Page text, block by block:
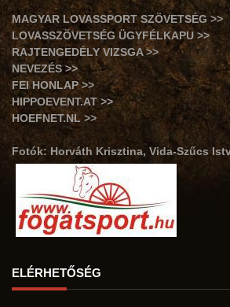
MAGYAR LOVASSPORT SZÖVETSÉG >>
LOVASSZÖVETSÉG ÜGYFÉLKAPU >>
RAJTENGEDÉLY VIZSGA >>
NEVEZÉS >>
FEI HONLAP >>
HIPPOEVENT.AT >>
HOEFNET.NL >>
Fotók: Horváth Krisztina, Vida-Szűcs
ELÉRHETŐSÉG